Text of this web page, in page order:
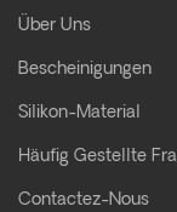
Über Uns
Bescheinigungen
Silikon-Material
Häufig Gestellte
Contactez-Nous